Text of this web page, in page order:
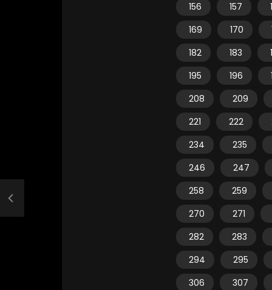
156
157
169
170
182
183
195
196
208
209
221
222
234
235
246
247
258
259
270
271
282
283
294
295
306
307